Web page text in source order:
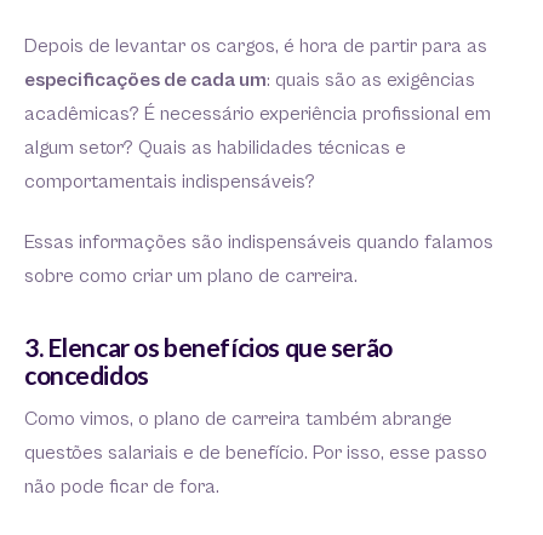
Depois de levantar os cargos, é hora de partir para as
especificações de cada um: quais são as exigências
acadêmicas? É necessário experiência profissional em
algum setor? Quais as habilidades técnicas e
comportamentais indispensáveis?
Essas informações são indispensáveis quando falamos
sobre como criar um plano de carreira.
3. Elencar os benefícios que serão
concedidos
Como vimos, o plano de carreira também abrange
questões salariais e de benefício. Por isso, esse passo
não pode ficar de fora.